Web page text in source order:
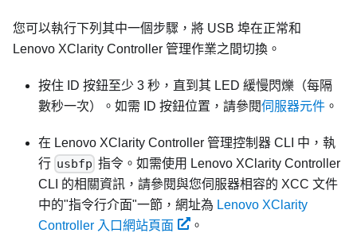
您可以執行下列其中一個步驟，將 USB 埠在正常和
Lenovo XClarity Controller 管理作業之間切換。
按住 ID 按鈕至少 3 秒，直到其 LED 緩慢閃爍（每隔
數秒一次）。如需 ID 按鈕位置，請參閱伺服器元件 。
在 Lenovo XClarity Controller 管理控制器 CLI 中，執
行 usbfp 指令。如需使用 Lenovo XClarity Controller
CLI 的相關資訊，請參閱與您伺服器相容的 XCC 文件
中的 指令行介面 一節，網址為 Lenovo XClarity
Controller 入口網站頁面
。